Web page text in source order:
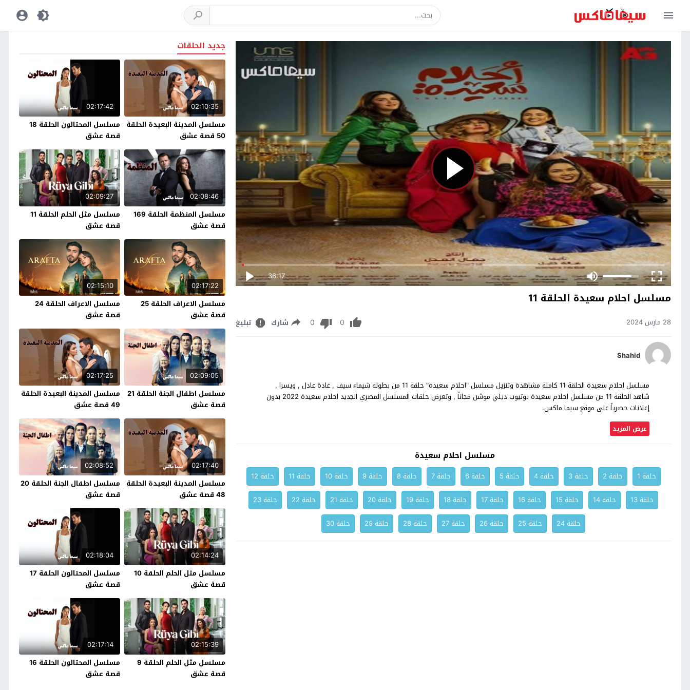
36:17
مسلسل احلام سعيدة الحلقة 11
28 مارس 2024 0
0 شارك تبليغ
Shahid
مسلسل احلام سعيدة الحلقة 11 كاملة مشاهدة وتنزيل مسلسل "احلام سعيدة" حلقة 11 من بطولة شيماء سيف , غادة عادل , ويسرا ,
شاهد الحلقة 11 من مسلسل احلام سعيدة يوتيوب ديلي موشن مجاناً , وتعرض حلقات المسلسل المصري الجديد احلام سعيدة 2022 بدون
إعلانات حصرياً على موقع سيما ماكس.
عرض المزيد
مسلسل احلام سعيدة
حلقة 1 حلقة 2 حلقة 3 حلقة 4 حلقة 5 حلقة 6 حلقة 7 حلقة 8 حلقة 9 حلقة 10 حلقة 11
حلقة 12
حلقة 13
حلقة 14 حلقة 15 حلقة 16 حلقة 17 حلقة 18 حلقة 19 حلقة 20 حلقة 21 حلقة 22
حلقة 23
حلقة 24
حلقة 25 حلقة 26 حلقة 27 حلقة 28 حلقة 29 حلقة 30
جديد الحلقات
02:10:35
مسلسل المدينة البعيدة الحلقة
50 قصة عشق
02:17:42
مسلسل المحتالون الحلقة 18
قصة عشق
02:08:46
مسلسل المنظمة الحلقة 169
قصة عشق
02:09:27
مسلسل مثل الحلم الحلقة 11
قصة عشق
02:17:22
مسلسل الاعراف الحلقة 25
قصة عشق
02:15:10
مسلسل الاعراف الحلقة 24
قصة عشق
02:09:05
مسلسل اطفال الجنة الحلقة 21
قصة عشق
02:17:25
مسلسل المدينة البعيدة الحلقة
49 قصة عشق
02:17:40
مسلسل المدينة البعيدة الحلقة
48 قصة عشق
02:08:52
مسلسل اطفال الجنة الحلقة 20
قصة عشق
02:14:24
مسلسل مثل الحلم الحلقة 10
قصة عشق
02:18:04
مسلسل المحتالون الحلقة 17
قصة عشق
02:15:39
مسلسل مثل الحلم الحلقة 9
قصة عشق
02:17:14
مسلسل المحتالون الحلقة 16
قصة عشق